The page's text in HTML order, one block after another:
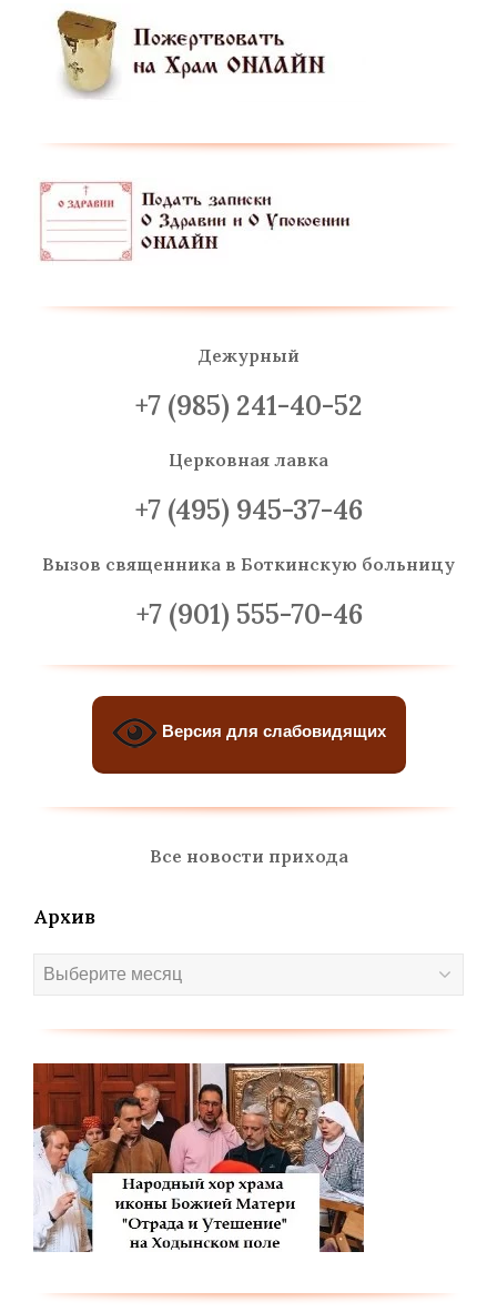
Дежурный
+7 (985) 241-40-52
Церковная лавка
+7 (495) 945-37-46
Вызов священника в Боткинскую больницу
+7 (901) 555-70-46
Версия для слабовидящих
Все новости прихода
Архив
Архив